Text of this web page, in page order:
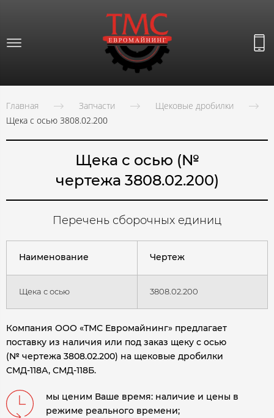
Главная Запчасти
Щековые дробилки
Щека с осью 3808.02.200
Щека с осью (№
чертежа 3808.02.200)
Перечень сборочных единиц
Наименование Чертеж
Щека с осью 3808.02.200
Компания ООО «ТМС Евромайнинг» предлагает
поставку из наличия или под заказ щеку с осью
(№ чертежа 3808.02.200) на щековые дробилки
СМД-118А, СМД-118Б.
мы ценим Ваше время: наличие и цены в
режиме реального времени;